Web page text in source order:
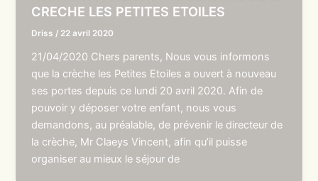
CRECHE LES PETITES ETOILES
Driss / 22 avril 2020
21/04/2020 Chers parents, Nous vous informons
que la crèche les Petites Etoiles a ouvert à nouveau
ses portes depuis ce lundi 20 avril 2020. Afin de
pouvoir y déposer votre enfant, nous vous
demandons, au préalable, de prévenir le directeur de
la crèche, Mr Claeys Vincent, afin qu’il puisse
organiser au mieux le séjour de